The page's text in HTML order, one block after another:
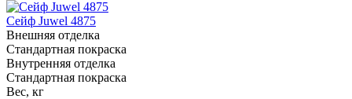
Сейф Juwel 4875
Внешняя отделка
Стандартная покраска
Внутренняя отделка
Стандартная покраска
Вес, кг